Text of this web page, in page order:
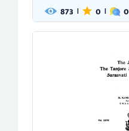
873 | 0 | 0